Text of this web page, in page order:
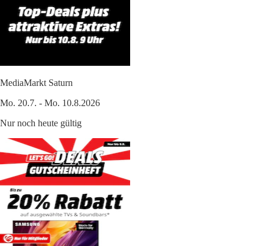
MediaMarkt Saturn
Mo. 20.7. - Mo. 10.8.2026
Nur noch heute gültig